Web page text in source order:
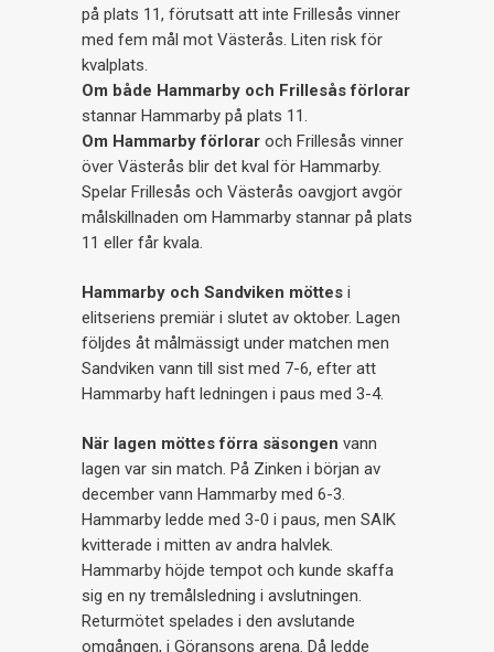
på plats 11, förutsatt att inte Frillesås vinner
med fem mål mot Västerås. Liten risk för
kvalplats.
Om både Hammarby och Frillesås förlorar
stannar Hammarby på plats 11.
Om Hammarby förlorar och Frillesås vinner
över Västerås blir det kval för Hammarby.
Spelar Frillesås och Västerås oavgjort avgör
målskillnaden om Hammarby stannar på plats
11 eller får kvala.
Hammarby och Sandviken möttes i
elitseriens premiär i slutet av oktober. Lagen
följdes åt målmässigt under matchen men
Sandviken vann till sist med 7-6, efter att
Hammarby haft ledningen i paus med 3-4.
När lagen möttes förra säsongen vann
lagen var sin match. På Zinken i början av
december vann Hammarby med 6-3.
Hammarby ledde med 3-0 i paus, men SAIK
kvitterade i mitten av andra halvlek.
Hammarby höjde tempot och kunde skaffa
sig en ny tremålsledning i avslutningen.
Returmötet spelades i den avslutande
omgången, i Göransons arena. Då ledde